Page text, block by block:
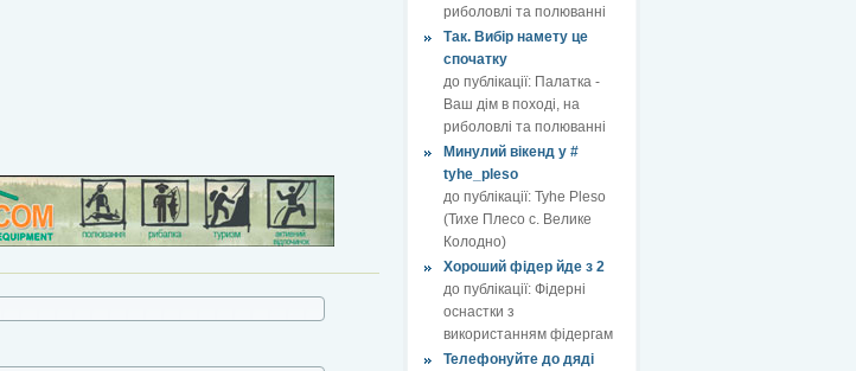
риболовлі та полюванні
Так. Вибір намету це
спочатку
до публікації: Палатка -
Ваш дім в поході, на
риболовлі та полюванні
Минулий вікенд у #
tyhe_pleso
до публікації: Tyhe Pleso
(Тихе Плесо с. Велике
Колодно)
Хороший фідер йде з 2
до публікації: Фідерні
оснастки з
використанням фідергам
Телефонуйте до дяді